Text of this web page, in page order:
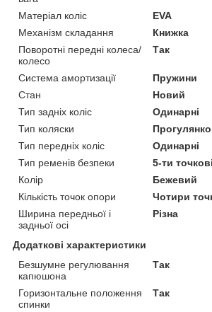
Матеріал коліс
EVA
Механізм складання
Книжка
Поворотні передні колеса/
колесо
Так
Система амортизації
Пружини
Стан
Новий
Тип задніх коліс
Одинарні
Тип коляски
Тип передніх коліс
Одинарні
Тип ременів безпеки
5-ти точкові
Колір
Бежевий
Кількість точок опори
Чотири
Ширина передньої і
задньої осі
Різна
Додаткові характеристики
Безшумне регулювання
капюшона
Так
Горизонтальне положення
спинки
Так